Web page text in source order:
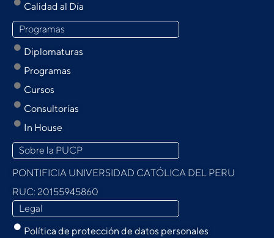
Calidad al Día
Programas
Diplomaturas
Programas
Cursos
Consultorías
In House
Sobre la PUCP
PONTIFICIA UNIVERSIDAD CATÓLICA DEL PERU
RUC: 20155945860
Legal
Política de protección de datos personales